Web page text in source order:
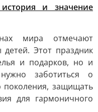
и значение
мира отмечают
Этот праздник
и подарков, но и
заботиться о
поколения, защищать
для гармоничного